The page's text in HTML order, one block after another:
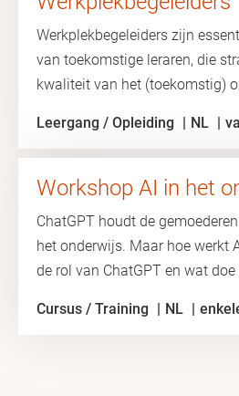
Werkplekbegeleiders zijn
van toekomstige leraren, die
kwaliteit van het (toekomstig)
Leergang / Opleiding NL
Workshop AI in het
ChatGPT houdt de
het onderwijs. Maar hoe werkt
de rol van ChatGPT en wat
Cursus / Training NL